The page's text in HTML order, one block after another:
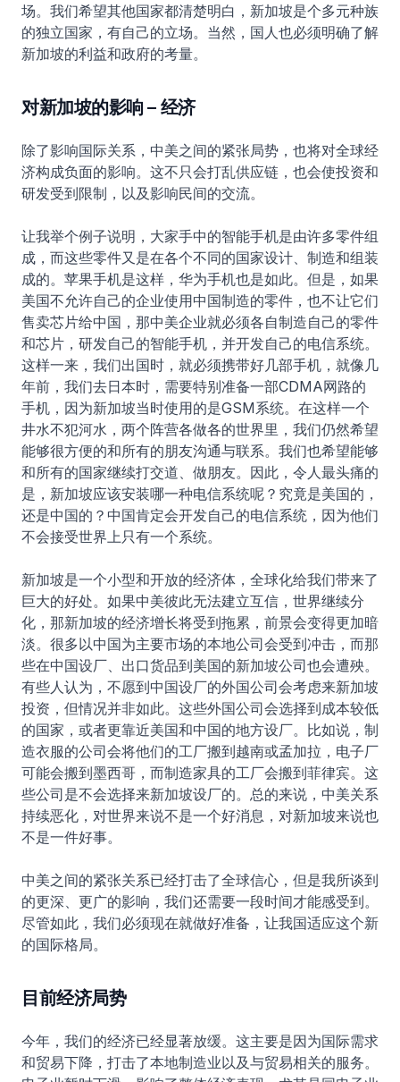
场。我们希望其他国家都清楚明白，新加坡是个多元种族
的独立国家，有自己的立场。当然，国人也必须明确了解
新加坡的利益和政府的考量。
对新加坡的影响 – 经济
除了影响国际关系，中美之间的紧张局势，也将对全球经
济构成负面的影响。这不只会打乱供应链，也会使投资和
研发受到限制，以及影响民间的交流。
让我举个例子说明，大家手中的智能手机是由许多零件组
成，而这些零件又是在各个不同的国家设计、制造和组装
成的。苹果手机是这样，华为手机也是如此。但是，如果
美国不允许自己的企业使用中国制造的零件，也不让它们
售卖芯片给中国，那中美企业就必须各自制造自己的零件
和芯片，研发自己的智能手机，并开发自己的电信系统。
这样一来，我们出国时，就必须携带好几部手机，就像几
年前，我们去日本时，需要特别准备一部CDMA网路的
手机，因为新加坡当时使用的是GSM系统。在这样一个
井水不犯河水，两个阵营各做各的世界里，我们仍然希望
能够很方便的和所有的朋友沟通与联系。我们也希望能够
和所有的国家继续打交道、做朋友。因此，令人最头痛的
是，新加坡应该安装哪一种电信系统呢？究竟是美国的，
还是中国的？中国肯定会开发自己的电信系统，因为他们
不会接受世界上只有一个系统。
新加坡是一个小型和开放的经济体，全球化给我们带来了
巨大的好处。如果中美彼此无法建立互信，世界继续分
化，那新加坡的经济增长将受到拖累，前景会变得更加暗
淡。很多以中国为主要市场的本地公司会受到冲击，而那
些在中国设厂、出口货品到美国的新加坡公司也会遭殃。
有些人认为，不愿到中国设厂的外国公司会考虑来新加坡
投资，但情况并非如此。这些外国公司会选择到成本较低
的国家，或者更靠近美国和中国的地方设厂。比如说，制
造衣服的公司会将他们的工厂搬到越南或孟加拉，电子厂
可能会搬到墨西哥，而制造家具的工厂会搬到菲律宾。这
些公司是不会选择来新加坡设厂的。总的来说，中美关系
持续恶化，对世界来说不是一个好消息，对新加坡来说也
不是一件好事。
中美之间的紧张关系已经打击了全球信心，但是我所谈到
的更深、更广的影响，我们还需要一段时间才能感受到。
尽管如此，我们必须现在就做好准备，让我国适应这个新
的国际格局。
目前经济局势
今年，我们的经济已经显著放缓。这主要是因为国际需求
和贸易下降，打击了本地制造业以及与贸易相关的服务。